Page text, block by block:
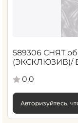
589306 СНЯТ
(ЭКСКЛЮЗИВ)/
0.0
Авторизуйтесь,